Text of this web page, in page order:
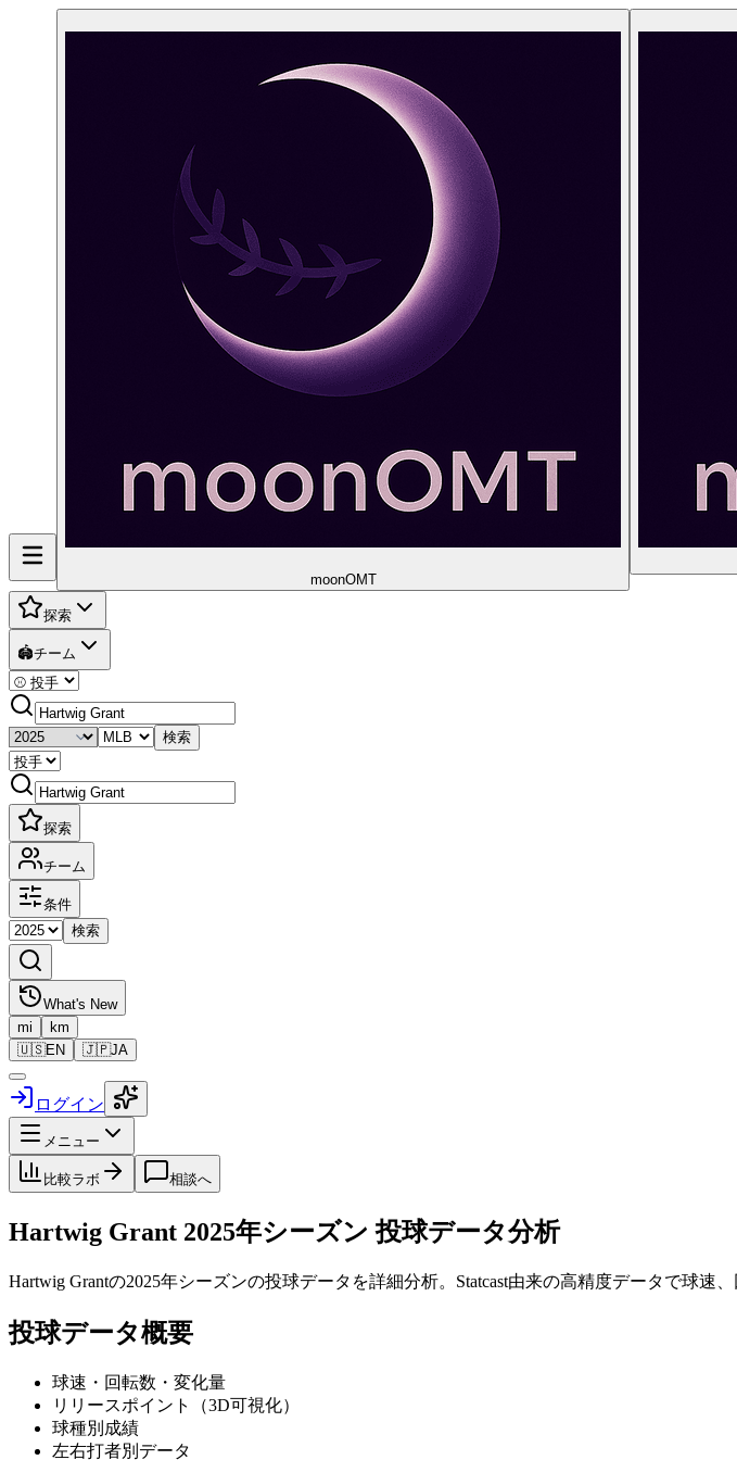
moonOMT
探索
🏟️チーム
検索
探索
チーム
条件
検索
What's New
mi
km
🇺🇸EN 🇯🇵JA
ログイン
メニュー
比較ラボ 相談へ
Hartwig Grant 2025年シーズン 投球データ分析
Hartwig Grantの2025年シーズンの投球データを詳細分析。Statcast由来の高精度データで球速
投球データ概要
球速・回転数・変化量
リリースポイント（3D可視化）
球種別成績
左右打者別データ